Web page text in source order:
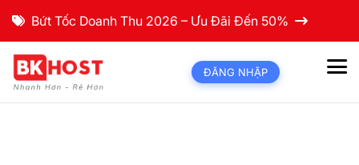
Bứt Tốc Doanh Thu 2026 – Ưu Đãi Đến 50%
ĐĂNG NHẬP